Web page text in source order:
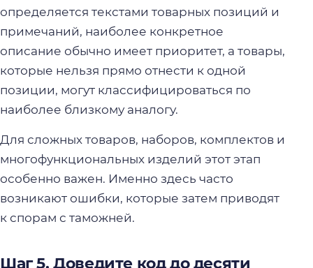
определяется текстами товарных позиций и
примечаний, наиболее конкретное
описание обычно имеет приоритет, а товары,
которые нельзя прямо отнести к одной
позиции, могут классифицироваться по
наиболее близкому аналогу.
Для сложных товаров, наборов, комплектов и
многофункциональных изделий этот этап
особенно важен. Именно здесь часто
возникают ошибки, которые затем приводят
к спорам с таможней.
Шаг 5. Доведите код до десяти